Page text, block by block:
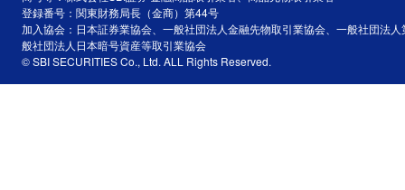
登録番号：関東財務局長（金商）第44号
加入協会：日本証券業協会、一般社団法人金融先物取引業協会、一般社団法
般社団法人日本暗号資産等取引業協会
© SBI SECURITIES Co., Ltd. ALL Rights Reserved.